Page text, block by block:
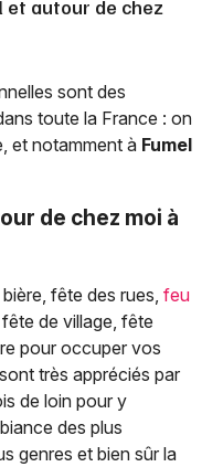
et autour de chez
sont des
toute la France : on
et notamment à Fumel
de chez moi à
fête des rues, feu
de village, fête
pour occuper vos
très appréciés par
de loin pour y
des plus
genres et bien sûr la